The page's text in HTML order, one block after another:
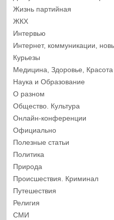
Жизнь партийная
ЖКХ
Интервью
Интернет, коммуникации,
Курьезы
Медицина, Здоровье, Красота
Наука и Образование
О разном
Общество. Культура
Онлайн-конференции
Официально
Полезные статьи
Политика
Природа
Происшествия. Криминал
Путешествия
Религия
СМИ